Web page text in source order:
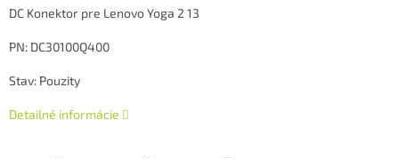
DC Konektor pre Lenovo Yoga 2 13
PN: DC30100Q400
Stav: Pouzity
Detailné informácie